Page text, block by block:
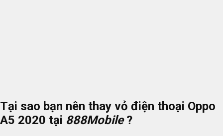
Tại sao bạn nên thay vỏ điện thoại Oppo
A5 2020 tại 888Mobile?